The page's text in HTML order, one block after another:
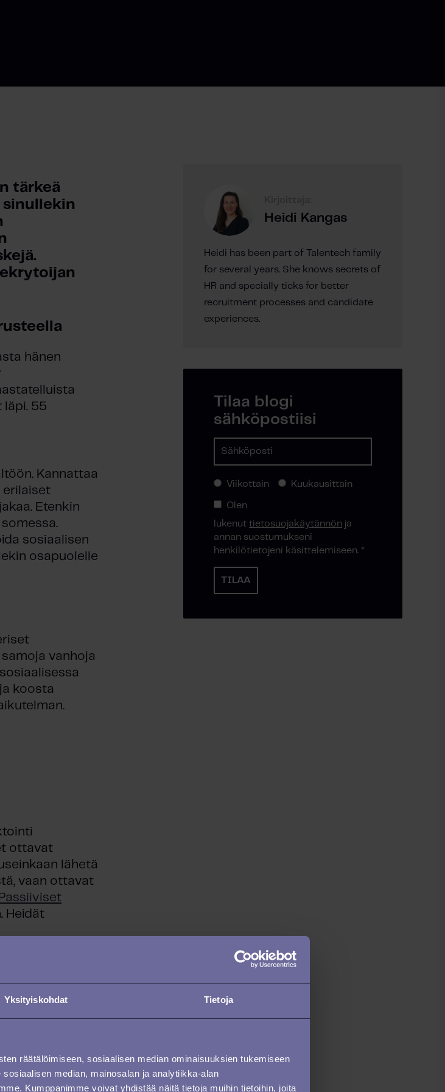
Yksityiskohdat Tietoja
räätälöimiseen, sosiaalisen median ominaisuuksien tukemiseen
median, mainosalan ja analytiikka-alan
Kumppanimme voivat yhdistää näitä tietoja muihin tietoihin, joita
tärkeä
sinullekin
hänen
55
Kannattaa
erilaiset
Etenkin
sosiaalisen
osapuolelle
vanhoja
koosta
ottavat
lähetä
vaan ottavat
Passiiviset
Heidät
että
profiili ei
Henkilö voi
Heidi Kangas
Heidi has been part of Talentech family
for several years. She knows secrets of
HR and specially ticks for better
recruitment processes and candidate
experiences.
Tilaa blogi
sähköpostiisi
Viikottain Kuukausittain
Olen
lukenut tietosuojakäytännön ja
annan suostumukseni
henkilötietojeni käsittelemiseen. *